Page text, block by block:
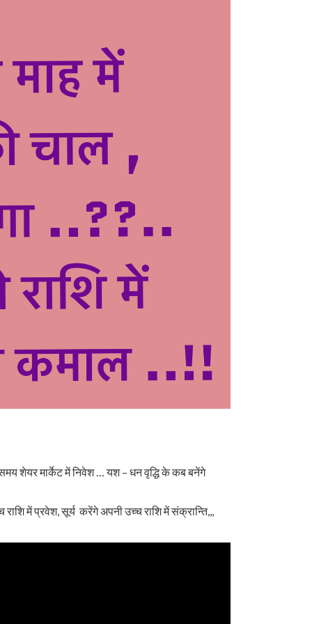
शेयर मार्केट में निवेश … यश – धन वृद्धि के कब बनेंगे
में प्रवेश, सूर्य करेंगे अपनी उच्च राशि में संक्रान्ति,,,